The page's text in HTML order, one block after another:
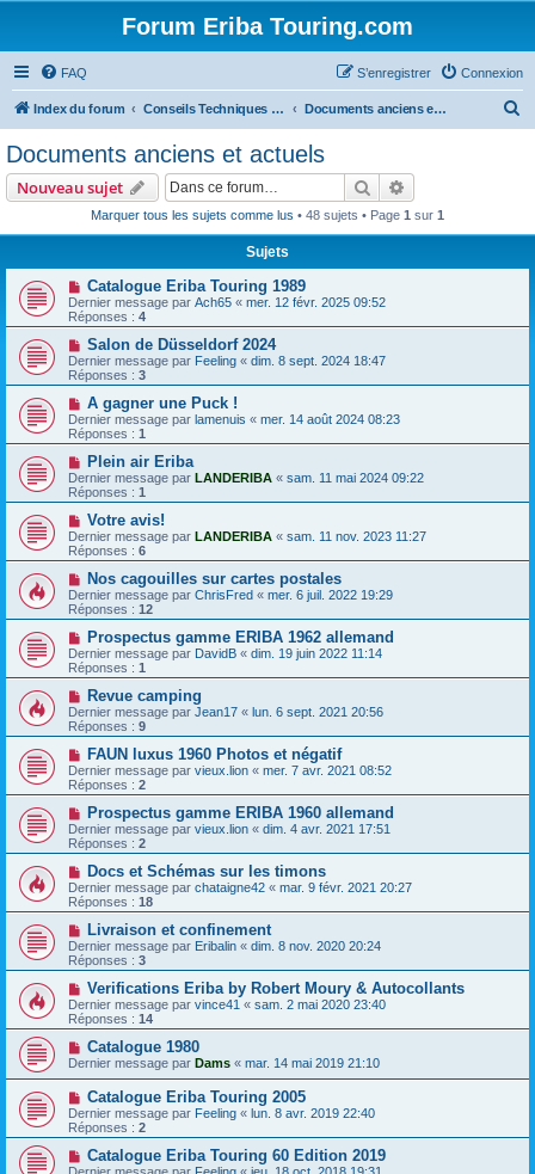
Forum Eriba Touring.com
FAQ Connexion
S’enregistrer
Index du forum Conseils Techniques Accessoires & Modifications Documents anciens et actuels
Documents anciens et actuels
Nouveau sujet Rechercher
Marquer tous les sujets comme lus • 48 sujets • Page 1 sur 1
Sujets
Catalogue Eriba Touring 1989
Dernier message par Ach65 « mer. 12 févr. 2025 09:52
Réponses : 4
Salon de Düsseldorf 2024
Dernier message par Feeling « dim. 8 sept. 2024 18:47
Réponses : 3
A gagner une Puck !
Dernier message par lamenuis « mer. 14 août 2024 08:23
Réponses : 1
Plein air Eriba
Dernier message par LANDERIBA « sam. 11 mai 2024 09:22
Réponses : 1
Votre avis!
Dernier message par LANDERIBA « sam. 11 nov. 2023 11:27
Réponses : 6
Nos cagouilles sur cartes postales
Dernier message par ChrisFred « mer. 6 juil. 2022 19:29
Réponses : 12
Prospectus gamme ERIBA 1962 allemand
Dernier message par DavidB « dim. 19 juin 2022 11:14
Réponses : 1
Revue camping
Dernier message par Jean17 « lun. 6 sept. 2021 20:56
Réponses : 9
FAUN luxus 1960 Photos et négatif
Dernier message par vieux.lion « mer. 7 avr. 2021 08:52
Réponses : 2
Prospectus gamme ERIBA 1960 allemand
Dernier message par vieux.lion « dim. 4 avr. 2021 17:51
Réponses : 2
Docs et Schémas sur les timons
Dernier message par chataigne42 « mar. 9 févr. 2021 20:27
Réponses : 18
Livraison et confinement
Dernier message par Eribalin « dim. 8 nov. 2020 20:24
Réponses : 3
Verifications Eriba by Robert Moury & Autocollants
Dernier message par vince41 « sam. 2 mai 2020 23:40
Réponses : 14
Catalogue 1980
Dernier message par Dams « mar. 14 mai 2019 21:10
Catalogue Eriba Touring 2005
Dernier message par Feeling « lun. 8 avr. 2019 22:40
Réponses : 2
Catalogue Eriba Touring 60 Edition 2019